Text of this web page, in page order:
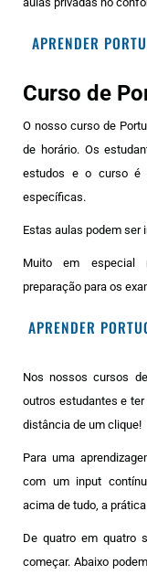
APRENDER
Curso de
O nosso curso de
de horário. Os
estudos e o curso é
específicas.
Estas aulas podem ser
Muito em especial
preparação para os
APRENDER
Nos nossos cursos
outros estudantes e
distância de um clique!
Para uma
com um input
acima de tudo, a
De quatro em quatro
começar. Abaixo